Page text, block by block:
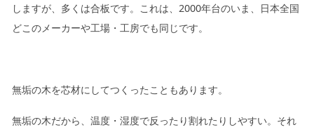
しますが、多くは合板です。これは、2000年台のいま、日本全国
どこのメーカーや工場・工房でも同じです。
無垢の木を芯材にしてつくったこともあります。
無垢の木だから、温度・湿度で反ったり割れたりしやすい。それ